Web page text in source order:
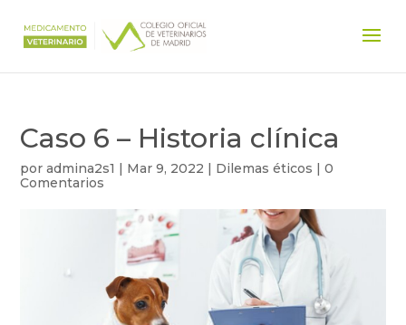
Caso 6 – Historia clínica
poradmina2s1 | Mar 9, 2022 | Dilemas éticos |0
Comentarios